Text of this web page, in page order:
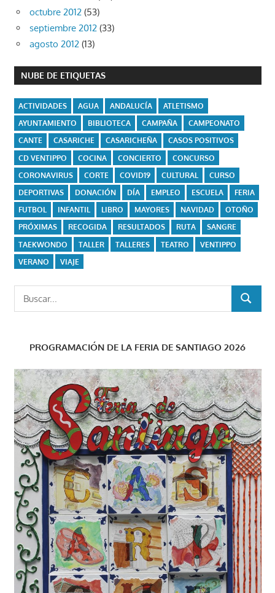
octubre 2012 (53)
septiembre 2012 (33)
agosto 2012 (13)
NUBE DE ETIQUETAS
ACTIVIDADES AGUA ANDALUCÍA
ATLETISMO
AYUNTAMIENTO
BIBLIOTECA CAMPAÑA
CAMPEONATO
CANTE
CASARICHE CASARICHEÑA
CASOS POSITIVOS
CD VENTIPPO
COCINA CONCIERTO
CONCURSO
CORONAVIRUS
CORTE COVID19 CULTURAL
CURSO
DEPORTIVAS
DONACIÓN DÍA EMPLEO ESCUELA
FERIA
FUTBOL
INFANTIL LIBRO MAYORES NAVIDAD
OTOÑO
PRÓXIMAS
RECOGIDA RESULTADOS RUTA
SANGRE
TAEKWONDO
TALLER TALLERES TEATRO
VENTIPPO
VERANO
VIAJE
BUSCAR
PROGRAMACIÓN DE LA FERIA DE SANTIAGO 2026